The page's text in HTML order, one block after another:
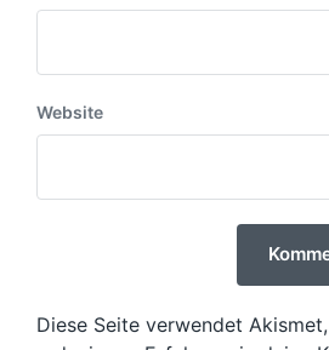
Website
Diese Seite verwendet